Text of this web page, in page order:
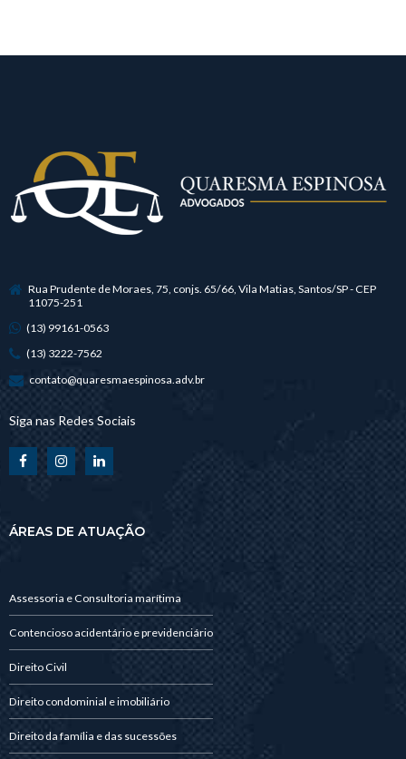
Rua Prudente de Moraes, 75, conjs. 65/66, Vila Matias, Santos/SP - CEP
11075-251
(13) 99161-0563
(13) 3222-7562
contato@quaresmaespinosa.adv.br
Siga nas Redes Sociais
ÁREAS DE ATUAÇÃO
Assessoria e Consultoria marítima
Contencioso acidentário e previdenciário
Direito Civil
Direito condominial e imobiliário
Direito da família e das sucessões